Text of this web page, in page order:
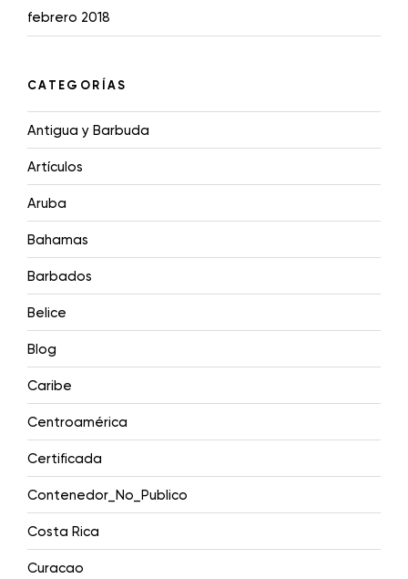
febrero 2018
CATEGORÍAS
Antigua y Barbuda
Artículos
Aruba
Bahamas
Barbados
Belice
Blog
Caribe
Centroamérica
Certificada
Contenedor_No_Publico
Costa Rica
Curacao